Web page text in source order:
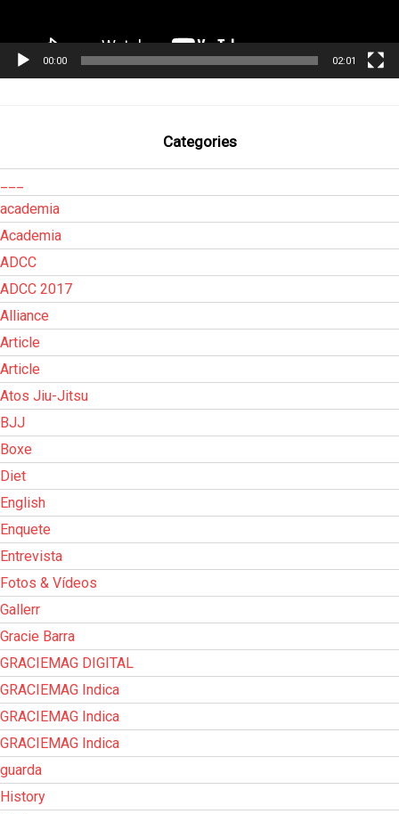
00:00 02:01
Categories
academia
Academia
ADCC
ADCC 2017
Alliance
Article
Article
Atos Jiu-Jitsu
BJJ
Boxe
Diet
English
Enquete
Entrevista
Fotos & Vídeos
Gallerr
Gracie Barra
GRACIEMAG DIGITAL
GRACIEMAG Indica
GRACIEMAG Indica
GRACIEMAG Indica
guarda
History